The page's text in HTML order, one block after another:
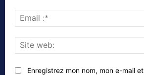
Enregistrez mon nom, mon e-mail